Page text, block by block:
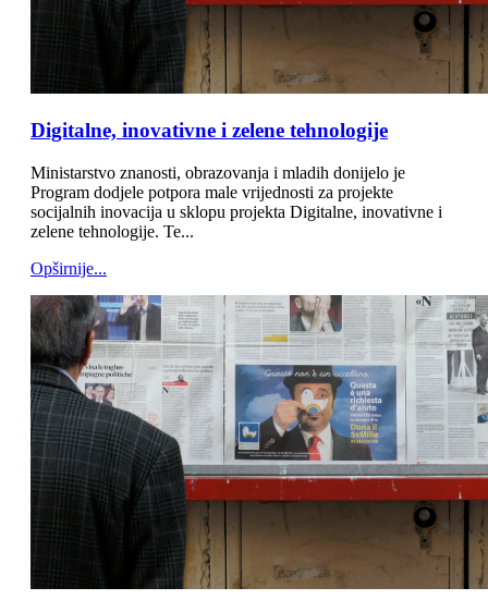
Digitalne, inovativne i zelene tehnologije
Ministarstvo znanosti, obrazovanja i mladih donijelo je
Program dodjele potpora male vrijednosti za projekte
socijalnih inovacija u sklopu projekta Digitalne, inovativne i
zelene tehnologije. Te...
Opširnije...